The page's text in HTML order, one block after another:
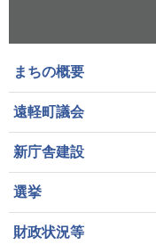
まちの概要
遠軽町議会
新庁舎建設
選挙
財政状況等